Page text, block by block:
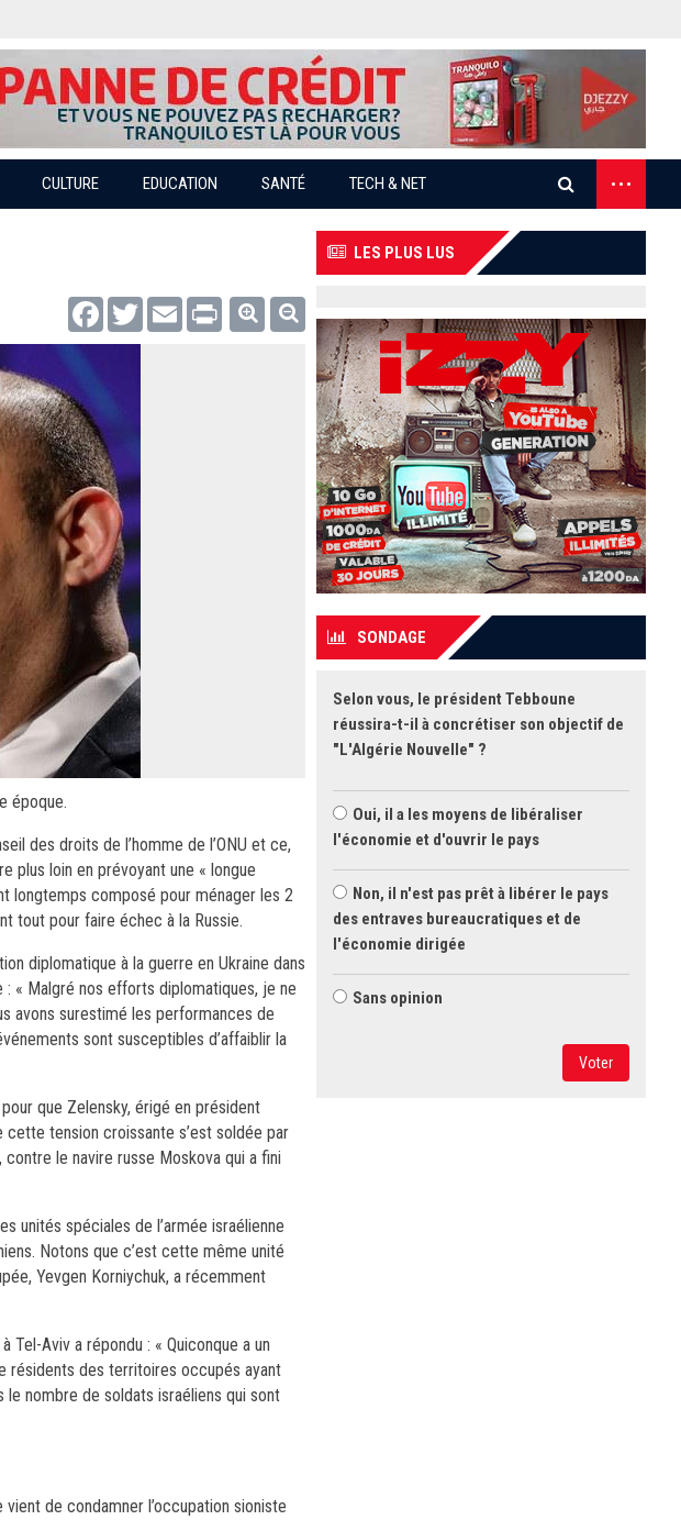
CULTURE EDUCATION SANTÉ TECH & NET
...
FacebookTwitter Email Print
époque.
des droits de l’homme de l’ONU et ce,
plus loin en prévoyant une « longue
longtemps composé pour ménager les 2
tout pour faire échec à la Russie.
diplomatique à la guerre en Ukraine dans
: « Malgré nos efforts diplomatiques, je ne
avons surestimé les performances de
sont susceptibles d’affaiblir la
que Zelensky, érigé en président
cette tension croissante s’est soldée par
le navire russe Moskova qui a fini
unités spéciales de l’armée israélienne
Notons que c’est cette même unité
Yevgen Korniychuk, a récemment
Tel-Aviv a répondu : « Quiconque a un
résidents des territoires occupés ayant
le nombre de soldats israéliens qui sont
de condamner l’occupation sioniste
LES PLUS LUS
SONDAGE
Selon vous, le président Tebboune
réussira-t-il à concrétiser son objectif de
"L'Algérie Nouvelle" ?
Oui, il a les moyens de libéraliser
l'économie et d'ouvrir le pays
Non, il n'est pas prêt à libérer le pays
des entraves bureaucratiques et de
l'économie dirigée
Sans opinion
Voter